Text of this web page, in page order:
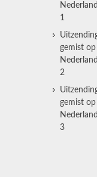
Nederland
1
gemist op
Nederland
2
gemist op
Nederland
3